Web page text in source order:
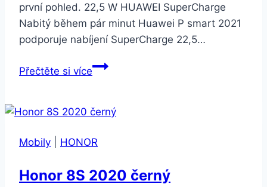
první pohled. 22,5 W HUAWEI SuperCharge
Nabitý během pár minut Huawei P smart 2021
podporuje nabíjení SuperCharge 22,5…
Přečtěte si víceHuawei
Pro
Midnight
Mobily HONOR
Honor 8S 2020 černý